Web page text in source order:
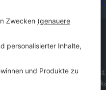
11. bis zum 14. Juni 2026
und auch einige